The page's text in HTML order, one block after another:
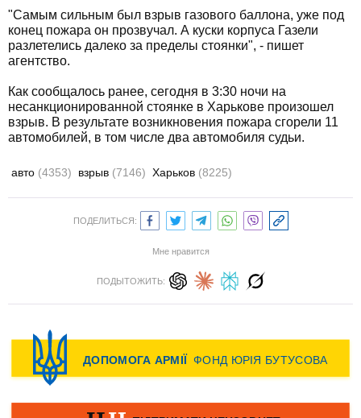
"Самым сильным был взрыв газового баллона, уже под
конец пожара он прозвучал. А куски корпуса Газели
разлетелись далеко за пределы стоянки", - пишет
агентство.
Как сообщалось ранее, сегодня в 3:30 ночи на
несанкционированной стоянке в Харькове произошел
взрыв. В результате возникновения пожара сгорели 11
автомобилей, в том числе два автомобиля судьи.
авто (4353) взрыв (7146) Харьков (8225)
ПОДЕЛИТЬСЯ:
Мне нравится
ПОДЫТОЖИТЬ: